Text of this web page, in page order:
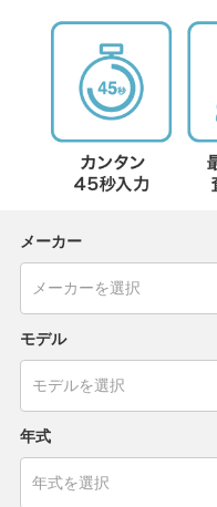
メーカー
モデル
年式